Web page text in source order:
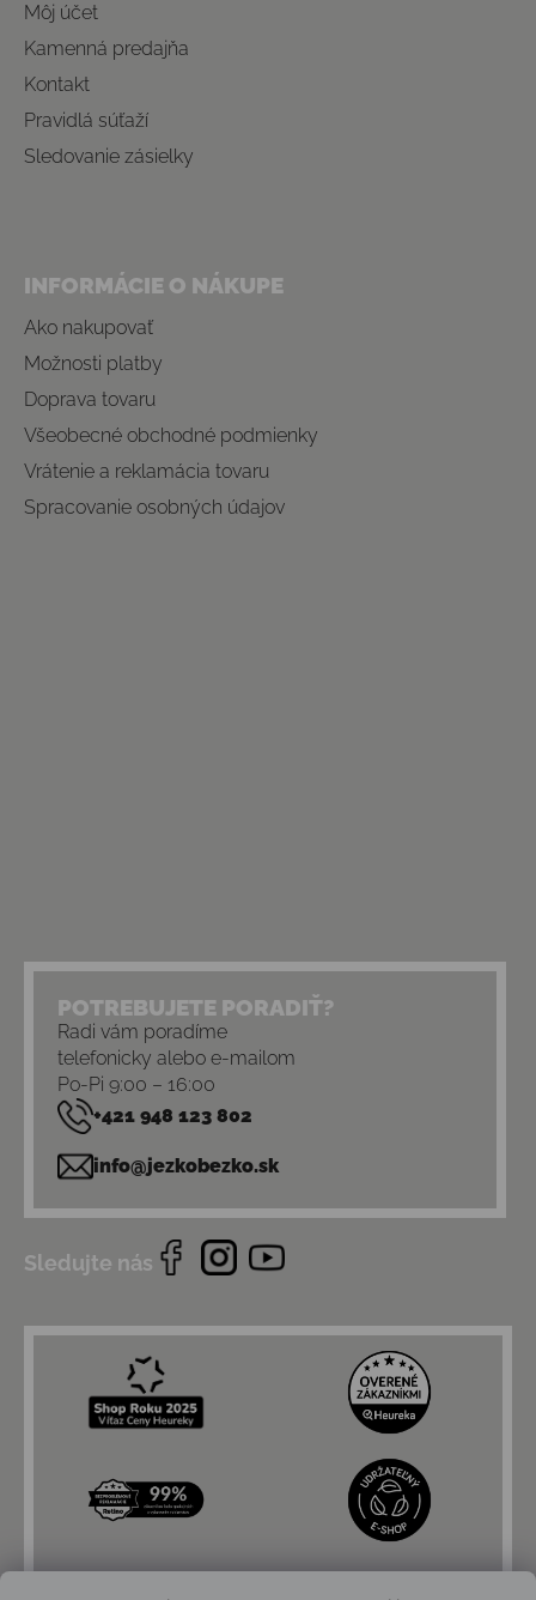
Môj účet
Kamenná predajňa
Kontakt
Pravidlá súťaží
Sledovanie zásielky
INFORMÁCIE O NÁKUPE
Ako nakupovať
Možnosti platby
Doprava tovaru
Všeobecné obchodné podmienky
Vrátenie a reklamácia tovaru
Spracovanie osobných údajov
POTREBUJETE PORADIŤ?
Radi vám poradíme
telefonicky alebo e-mailom
Po-Pi 9:00 – 16:00
+421 948 123 802
info@jezkobezko.sk
Sledujte nás